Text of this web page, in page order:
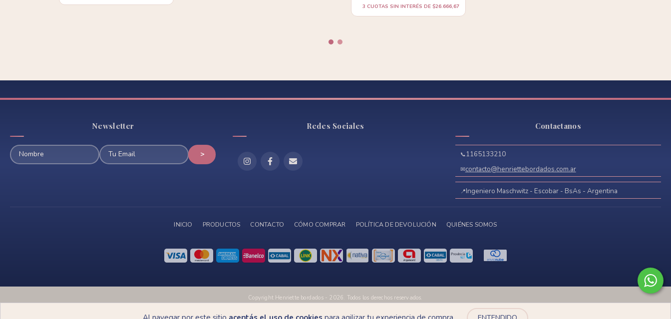
3 CUOTAS SIN INTERÉS DE $26.666,67
Newsletter Redes Sociales Contactanos
1165133210
contacto@henriettebordados.com.ar
Ingeniero Maschwitz - Escobar - BsAs - Argentina
INICIO PRODUCTOS CONTACTO CÓMO COMPRAR POLÍTICA DE DEVOLUCIÓN QUIÉNES SOMOS
Copyright Henriette bordados - 2026. Todos los derechos reservados.